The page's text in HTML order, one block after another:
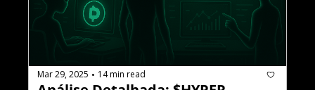
Mar 29, 2025 • 14 min read